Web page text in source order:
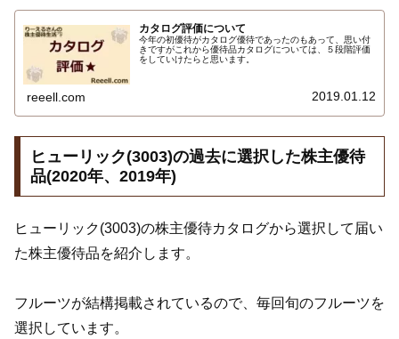
カタログ評価について
今年の初優待がカタログ優待であったのもあって、思い付
きですがこれから優待品カタログについては、５段階評価
をしていけたらと思います。
reeell.com 2019.01.12
ヒューリック(3003)の過去に選択した株主優待
品(2020年、2019年)
ヒューリック(3003)の株主優待カタログから選択して届い
た株主優待品を紹介します。
フルーツが結構掲載されているので、毎回旬のフルーツを
選択しています。